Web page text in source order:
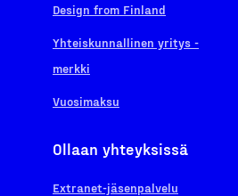
Design from Finland
Yhteiskunnallinen yritys -
merkki
Vuosimaksu
Ollaan yhteyksissä
Extranet-jäsenpalvelu